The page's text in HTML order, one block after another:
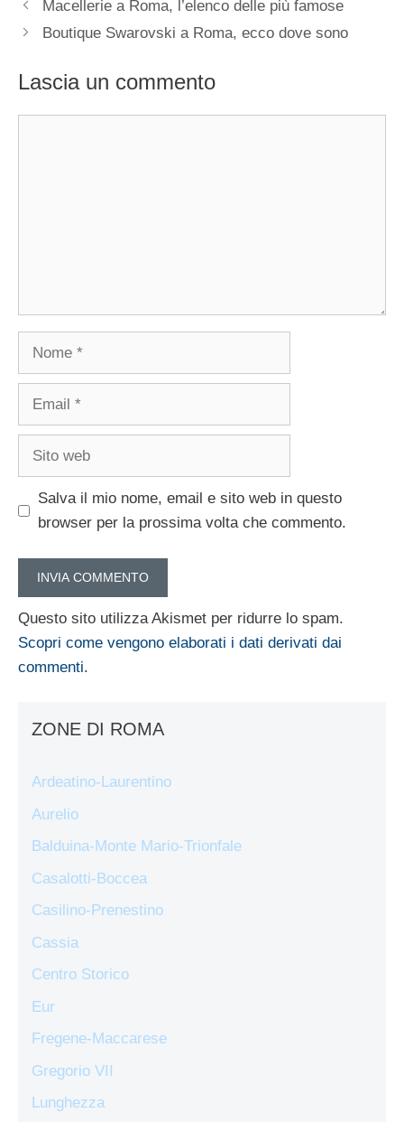
Macellerie a Roma, l’elenco delle più famose
Boutique Swarovski a Roma, ecco dove sono
Lascia un commento
Nome
Email
Sito
Salva il mio nome, email e sito web in questo
browser per la prossima volta che commento.
Questo sito utilizza Akismet per ridurre lo spam.
Scopri come vengono elaborati i dati derivati dai
commenti.
ZONE DI ROMA
Ardeatino-Laurentino
Aurelio
Balduina-Monte Mario-Trionfale
Casalotti-Boccea
Casilino-Prenestino
Cassia
Centro Storico
Eur
Fregene-Maccarese
Gregorio VII
Lunghezza